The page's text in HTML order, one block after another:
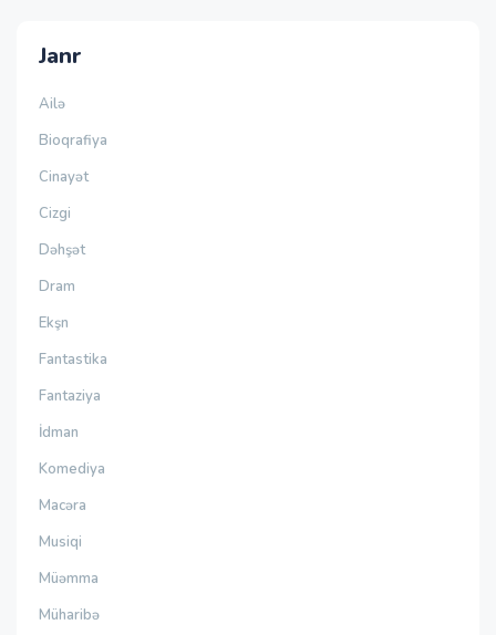
Janr
Ailə
Bioqrafiya
Cinayət
Cizgi
Dəhşət
Dram
Ekşn
Fantastika
Fantaziya
İdman
Komediya
Macəra
Musiqi
Müəmma
Müharibə